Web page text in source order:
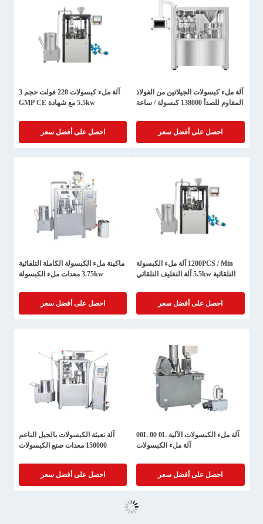
آلة ملء كبسولات الجيلاتين من الفولاذ
المقاوم للصدأ 138000 كبسولة / ساعة
احصل على أفضل سعر
آلة ملء كبسولات 220 فولت حجم 3
5.5kw مع شهادة GMP CE
احصل على أفضل سعر
1200PCS / Min آلة ملء الكبسولة
التلقائية 5.5kw آلة التغليف التلقائي
احصل على أفضل سعر
ماكينة ملء الكبسولة الكاملة التلقائية
3.75kw معدات ملء الكبسولة
احصل على أفضل سعر
آلة ملء الكبسولات الآلية 00L 00 0L
آلة ملء الكبسولات
احصل على أفضل سعر
آلة تعبئة الكبسولات بالجيل الناعم
150000 معدات صنع الكبسولات
احصل على أفضل سعر